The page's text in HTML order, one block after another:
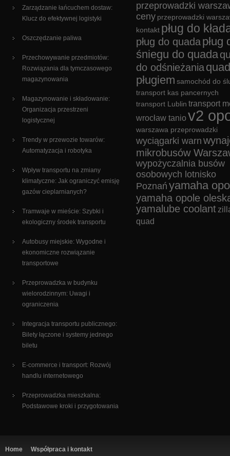
Zarządzanie łańcuchem dostaw:
Klucz do efektywnej logistyki
Oszczędzanie paliwa
Przechowywanie przedmiotów:
Rozwiązania dla tymczasowego
magazynowania
Magazynowanie i składowanie:
Organizacja przestrzeni
logistycznej
Trendy w przewozie towarów:
Automatyzacja i robotyka
Wpływ transportu na zmiany
klimatyczne: Jak ograniczyć emisję
gazów cieplarnianych?
Tramwaje w mieście: Szybki i
ekologiczny środek transportu
Autobusy miejskie: Wygodne i
ekonomiczne rozwiązanie
transportowe
Przeprowadzka w budynku
wielorodzinnym: Uwagi i
ograniczenia
Integracja transportu publicznego:
Bilety łączone i systemy jednego
biletu
E-commerce i transport: Rozwój
handlu internetowego
Przeprowadzka mieszkalna:
Podstawowe kroki i przygotowania
przeprowadzki
ceny przeprowadzki
kontakt pług do
pług do quada pług
śniegu do quada
do odśnieżania
pługiem samochód do
transport kas pancernych
transport Lublin transport
wrocław tanio v2
warszawa przeprowadzki
wyciągarki warn
mikrobusów
wypożyczalnia busów
osobowych lotnisko
Poznań yamaha
yamaha opole
yamalube coolant
quad
Home Współpraca i kontakt